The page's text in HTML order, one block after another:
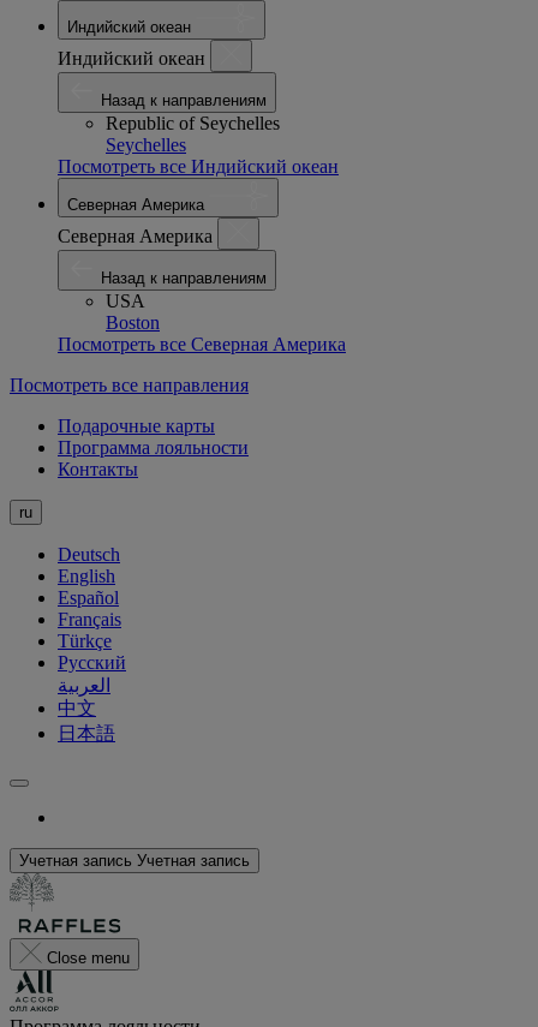
Индийский океан
Индийский океан
Назад к направлениям
Republic of Seychelles
Seychelles
Посмотреть все Индийский океан
Северная Америка
Северная Америка
Назад к направлениям
USA
Boston
Посмотреть все Северная Америка
Посмотреть все направления
Подарочные карты
Программа лояльности
Контакты
ru
Deutsch
English
Español
Français
Türkçe
Русский
العربية
中文
日本語
Учетная запись Учетная запись
Close menu